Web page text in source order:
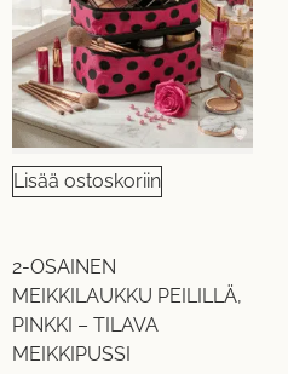
Lisää ostoskoriin
2-OSAINEN
MEIKKILAUKKU PEILILLÄ,
PINKKI – TILAVA
MEIKKIPUSSI